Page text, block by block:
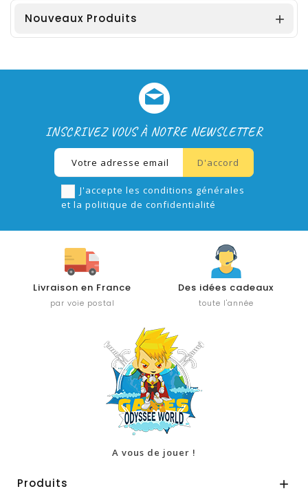
Nouveaux Produits 
INSCRIVEZ VOUS À NOTRE NEWSLETTER
J'accepte les conditions générales
et la politique de confidentialité
Livraison en France
par voie postal
Des idées cadeaux
toute l'année
A vous de jouer !
Produits 